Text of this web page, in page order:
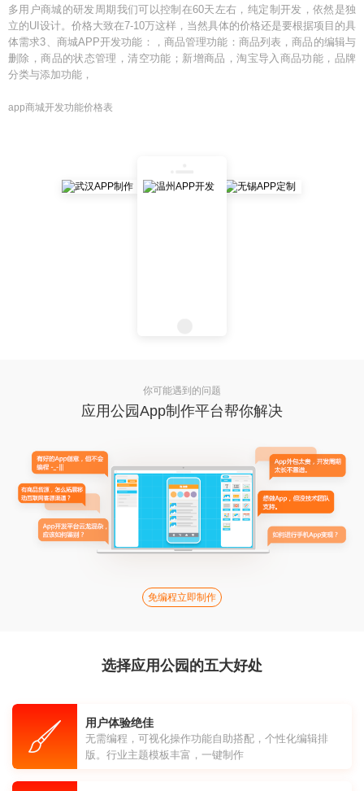
多用户商城的研发周期我们可以控制在60天左右，纯定制开发，依然是独
立的UI设计。价格大致在7-10万这样，当然具体的价格还是要根据项目的具
体需求3、商城APP开发功能：，商品管理功能：商品列表，商品的编辑与
删除，商品的状态管理，清空功能；新增商品，淘宝导入商品功能，品牌
分类与添加功能，
app商城开发功能价格表
你可能遇到的问题
应用公园App制作平台帮你解决
免编程立即制作
选择应用公园的五大好处
用户体验绝佳
无需编程，可视化操作功能自助搭配，个性化编辑排
版。行业主题模板丰富，一键制作